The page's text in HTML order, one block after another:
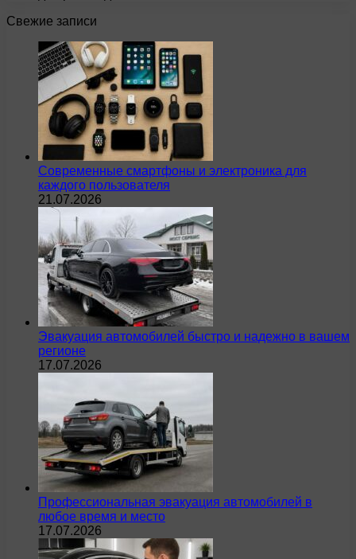
Свежие записи
Современные смартфоны и электроника для
каждого пользователя
21.07.2026
Эвакуация автомобилей быстро и надежно в вашем
регионе
17.07.2026
Профессиональная эвакуация автомобилей в
любое время и место
17.07.2026